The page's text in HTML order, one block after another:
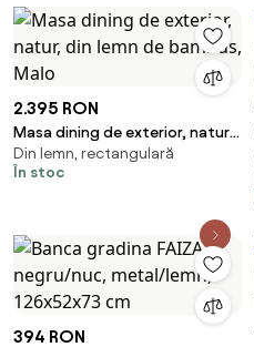
2.395 RON
Masa dining de exterior, natur,
din lemn de bambus, Malo
Din lemn, rectangulară
În stoc
394 RON